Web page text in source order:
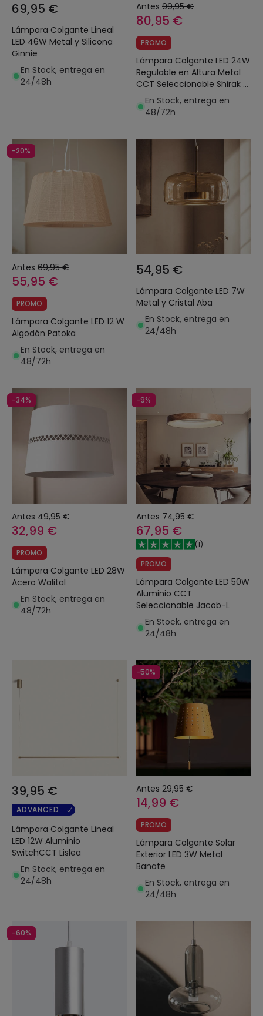
69,95 €
Lámpara Colgante Lineal
LED 46W Metal y Silicona
Ginnie
En Stock, entrega en
24/48h
Antes 99,95 €
80,95 €
PROMO
Lámpara Colgante LED 24W
Regulable en Altura Metal
CCT Seleccionable Shirak 3
Focos
En Stock, entrega en
48/72h
-20%
Antes 69,95 €
55,95 €
PROMO
Lámpara Colgante LED 12 W
Algodón Patoka
En Stock, entrega en
48/72h
54,95 €
Lámpara Colgante LED 7W
Metal y Cristal Aba
En Stock, entrega en
24/48h
-34%
Antes 49,95 €
32,99 €
PROMO
Lámpara Colgante LED 28W
Acero Walital
En Stock, entrega en
48/72h
-9%
Antes 74,95 €
67,95 €
(1)
PROMO
Lámpara Colgante LED 50W
Aluminio CCT
Seleccionable Jacob-L
En Stock, entrega en
24/48h
39,95 €
ADVANCED
Lámpara Colgante Lineal
LED 12W Aluminio
SwitchCCT Lislea
En Stock, entrega en
24/48h
-50%
Antes 29,95 €
14,99 €
PROMO
Lámpara Colgante Solar
Exterior LED 3W Metal
Banate
En Stock, entrega en
24/48h
-60%